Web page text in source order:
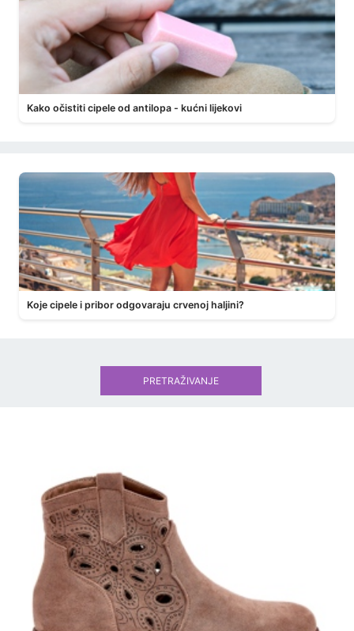
Kako očistiti cipele od antilopa - kućni lijekovi
Koje cipele i pribor odgovaraju crvenoj haljini?
PRETRAŽIVANJE